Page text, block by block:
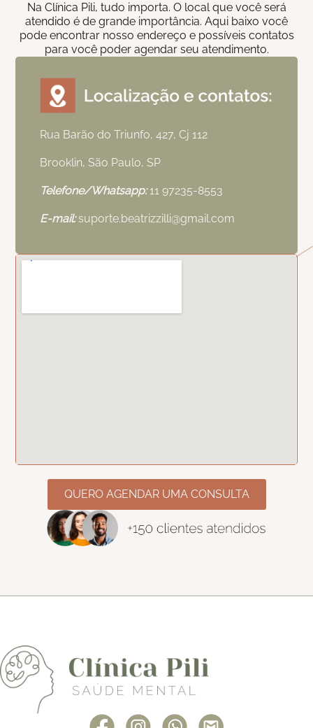
Na Clínica Pili, tudo importa. O local que você será
atendido é de grande importância. Aqui baixo você
pode encontrar nosso endereço e possíveis contatos
para você poder agendar seu atendimento.
Rua Barão do Triunfo, 427, Cj 112
Brooklin, São Paulo, SP
Telefone/Whatsapp:11 97235-8553
E-mail: suporte.beatrizzilli@gmail.com
QUERO AGENDAR UMA CONSULTA